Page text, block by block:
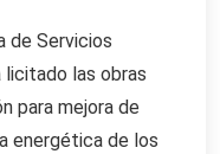
de Servicios
licitado las obras
para mejora de
energética de los